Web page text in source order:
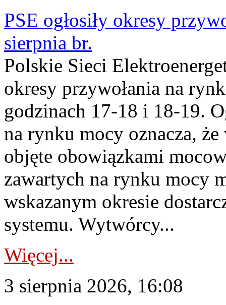
PSE ogłosiły okresy
sierpnia br.
Polskie Sieci
okresy przywołania na
godzinach 17-18 i 18-19.
na rynku mocy oznacza,
objęte obowiązkami
zawartych na rynku mocy
wskazanym okresie
systemu. Wytwórcy...
Więcej...
3 sierpnia 2026, 16:08